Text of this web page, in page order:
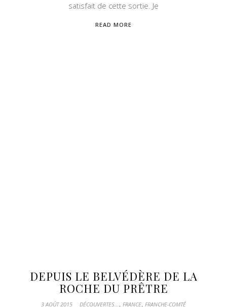
satisfait de cette sortie. Je
READ MORE
DEPUIS LE BELVÉDÈRE DE LA
ROCHE DU PRÊTRE
3 AOÛT 2015 DÉCOUVERTES..., FRANCE, FRANCHE-COMTÉ